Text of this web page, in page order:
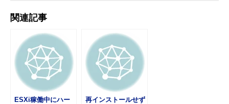
関連記事
ESXi稼働中にハー
再インストールせず